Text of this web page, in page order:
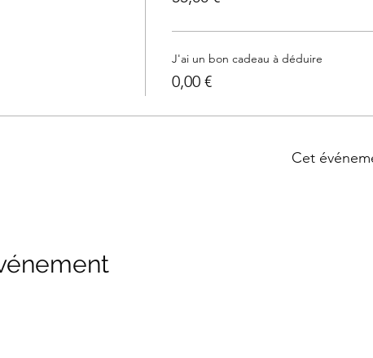
J'ai un bon cadeau à déduire
0,00 €
Cet